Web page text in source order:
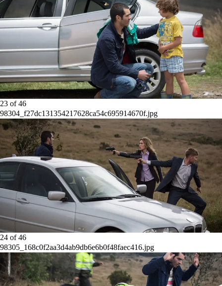
23 of46
98304_f27dc131354217628ca54c695914670f.jpg
24 of46
98305_168c0f2aa3d4ab9db6e6b0f48faec416.jpg